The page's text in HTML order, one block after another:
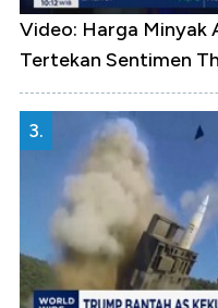
Video: Harga Minyak
Tertekan Sentimen
3.